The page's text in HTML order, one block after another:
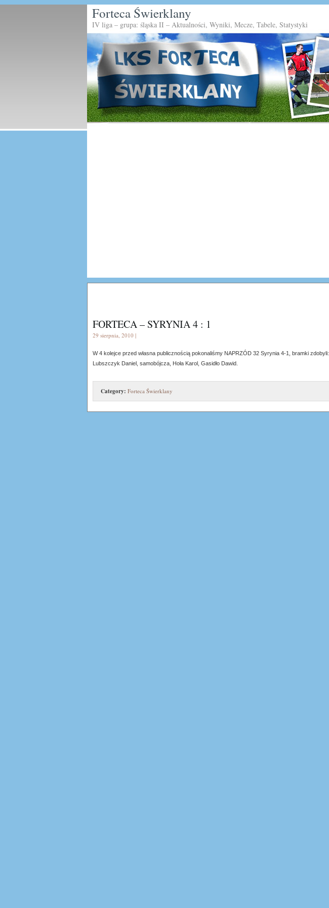
Forteca Świerklany
IV liga – grupa: śląska II – Aktualności, Wyniki, Mecze, Tabele, Statystyki
FORTECA – SYRYNIA 4 : 1
29 sierpnia, 2010 |
W 4 kolejce przed własna publicznością pokonaliśmy NAPRZÓD 32 Syrynia 4-1, bramki zdobyli:
Lubszczyk Daniel, samobójcza, Hoła Karol, Gasidło Dawid.
Category: Forteca Świerklany